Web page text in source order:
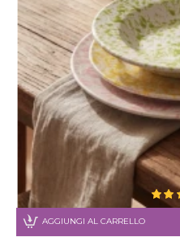
AGGIUNGI AL CARRELLO